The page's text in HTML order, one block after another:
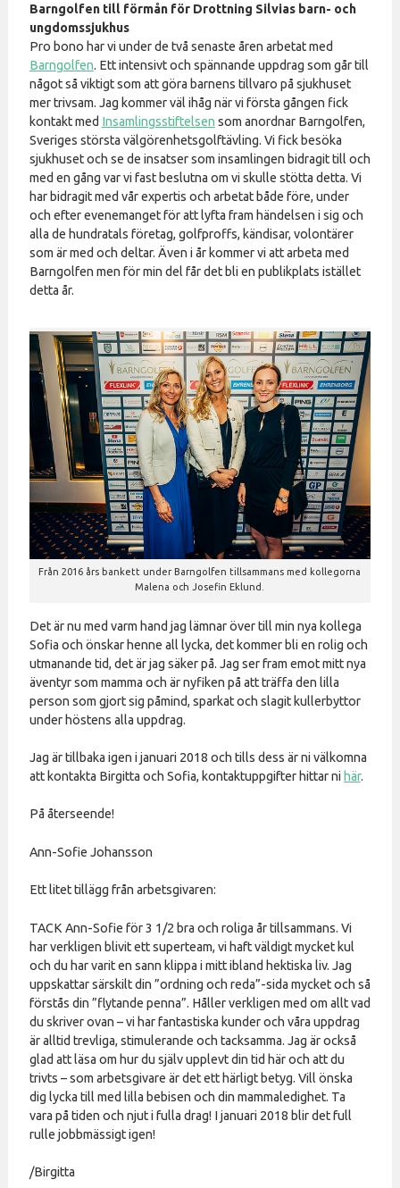
Barngolfen till förmån för Drottning Silvias barn- och
ungdomssjukhus
Pro bono har vi under de två senaste åren arbetat med
Barngolfen. Ett intensivt och spännande uppdrag som går till
något så viktigt som att göra barnens tillvaro på sjukhuset
mer trivsam. Jag kommer väl ihåg när vi första gången fick
kontakt med Insamlingsstiftelsen som anordnar Barngolfen,
Sveriges största välgörenhetsgolftävling. Vi fick besöka
sjukhuset och se de insatser som insamlingen bidragit till och
med en gång var vi fast beslutna om vi skulle stötta detta. Vi
har bidragit med vår expertis och arbetat både före, under
och efter evenemanget för att lyfta fram händelsen i sig och
alla de hundratals företag, golfproffs, kändisar, volontärer
som är med och deltar. Även i år kommer vi att arbeta med
Barngolfen men för min del får det bli en publikplats istället
detta år.
Från 2016 års bankett under Barngolfen tillsammans med kollegorna
Malena och Josefin Eklund.
Det är nu med varm hand jag lämnar över till min nya kollega
Sofia och önskar henne all lycka, det kommer bli en rolig och
utmanande tid, det är jag säker på. Jag ser fram emot mitt nya
äventyr som mamma och är nyfiken på att träffa den lilla
person som gjort sig påmind, sparkat och slagit kullerbyttor
under höstens alla uppdrag.
Jag är tillbaka igen i januari 2018 och tills dess är ni välkomna
att kontakta Birgitta och Sofia, kontaktuppgifter hittar ni här.
På återseende!
Ann-Sofie Johansson
Ett litet tillägg från arbetsgivaren:
TACK Ann-Sofie för 3 1/2 bra och roliga år tillsammans. Vi
har verkligen blivit ett superteam, vi haft väldigt mycket kul
och du har varit en sann klippa i mitt ibland hektiska liv. Jag
uppskattar särskilt din ”ordning och reda”-sida mycket och så
förstås din ”flytande penna”. Håller verkligen med om allt vad
du skriver ovan – vi har fantastiska kunder och våra uppdrag
är alltid trevliga, stimulerande och tacksamma. Jag är också
glad att läsa om hur du själv upplevt din tid här och att du
trivts – som arbetsgivare är det ett härligt betyg. Vill önska
dig lycka till med lilla bebisen och din mammaledighet. Ta
vara på tiden och njut i fulla drag! I januari 2018 blir det full
rulle jobbmässigt igen!
/Birgitta